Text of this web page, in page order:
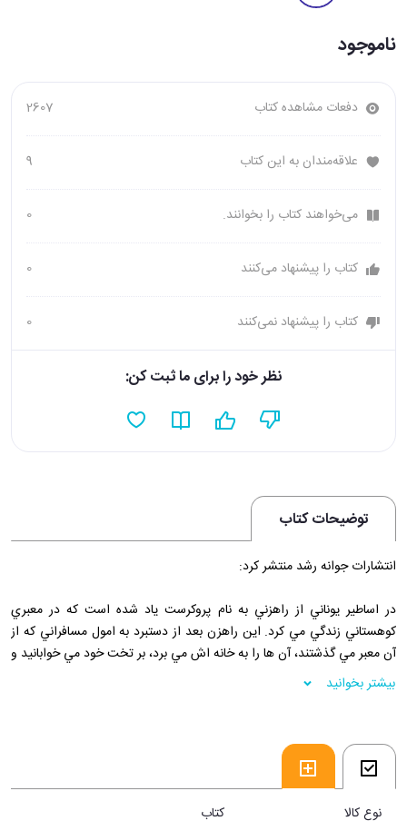
ناموجود
دفعات مشاهده کتاب 2607
علاقه‌مندان به این کتاب 9
می‌خواهند کتاب را بخوانند. 0
کتاب را پیشنهاد می‌کنند 0
کتاب را پیشنهاد نمی‌کنند 0
نظر خود را برای ما ثبت کن:
توضیحات کتاب
انتشارات جوانه رشد منتشر کرد:
در اساطير يوناني از راهزني به نام پروکرست ياد شده است که در معبري
کوهستاني زندگي مي کرد. اين راهزن بعد از دستبرد به امول مسافراني که از
آن معبر مي گذشتند، آن ها را به خانه اش مي برد، بر تخت خود مي خوابانيد و
تلاش مي کرد تا آن ها را به اندازه تخت خود در آورد؛ اگر پاي مسافري بلند
بود، پروکرست با شمشير خود آن را مي بريد و اگر کوتاه بود، آن قدر او را مي
اسطوره پروکرست، مانند تمامي اسطوره ها، واقعيت دنياي ما را نشان مي
دهد؛ دنيايي مشحون از قدرت گرايي در مناسبات بين آدميان که با پروکرست
ها، شمشيرها و تخت ها ساخته شده است و بدون ترديد هر يک از ما زماني بر
يکي از اين تخت ها خوابيده يا ديگران را بر آن نشانده ايم. همه ما آگاه يا
بیشتر بخوانید
نوع کالا کتاب